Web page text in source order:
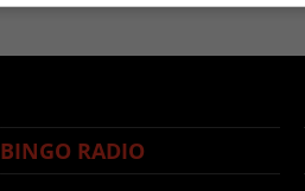
BINGO RADIO